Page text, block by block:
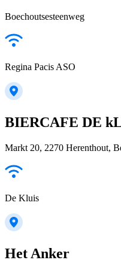
Boechoutsesteenweg
Regina Pacis ASO
BIERCAFE DE
Markt 20, 2270 Herenthout,
De Kluis
Het Anker